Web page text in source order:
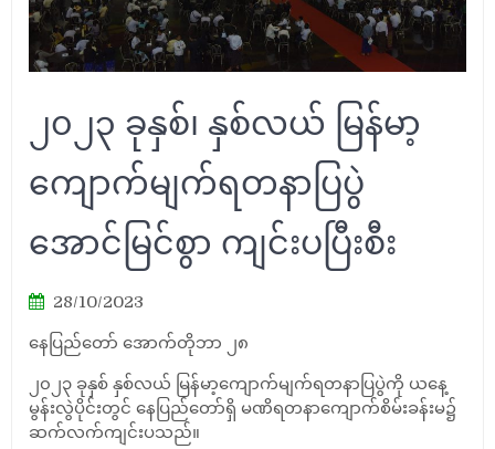
၂၀၂၃ ခုနှစ်၊ နှစ်လယ် မြန်မာ့
ကျောက်မျက်ရတနာပြပွဲ
အောင်မြင်စွာ ကျင်းပပြီးစီး
28/10/2023
နေပြည်တော် အောက်တိုဘာ ၂၈
၂၀၂၃ ခုနှစ် နှစ်လယ် မြန်မာ့ကျောက်မျက်ရတနာပြပွဲကို ယနေ့
မွန်းလွဲပိုင်းတွင် နေပြည်တော်ရှိ မဏိရတနာကျောက်စိမ်းခန်းမ၌
ဆက်လက်ကျင်းပသည်။